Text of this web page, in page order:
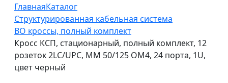
ГлавнаяКаталог
Структурированная кабельная система
ВО кроссы, полный комплект
Кросс КСП, стационарный, полный комплект, 12
розеток 2LC/UPC, MM 50/125 OM4, 24 порта, 1U,
цвет черный